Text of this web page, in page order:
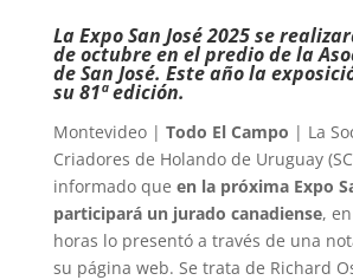
La Expo San José 2025 se
de octubre en el predio de la
de San José. Este año la
su 81ª edición.
Montevideo | Todo El Campo | La
Criadores de Holando de Uruguay
informado que en la próxima Expo
participará un jurado canadiense,
horas lo presentó a través de una
su página web. Se trata de Richard